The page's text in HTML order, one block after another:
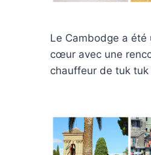
Le Cambodge a été
cœur avec une
chauffeur de tuk tuk